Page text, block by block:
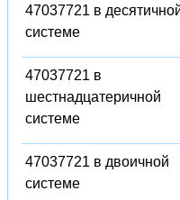
47037721 в
системе
47037721 в
шестнадцатеричной
системе
47037721 в двоичной
системе